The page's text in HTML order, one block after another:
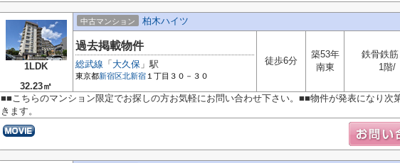
1LDK
32.23㎡
中古マンション 柏木ハイツ
過去掲載物件
総武線 「 大久保 」駅
東京都新宿区北新宿 １丁目３０－３０
徒歩6分
築53年
南東
鉄骨鉄
1階/
■■こちらのマンション限定でお探しの方お気軽にお問い合わせ下さい。■■物件が発表になり次
きます。